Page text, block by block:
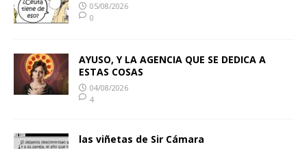
05/08/2026
0
AYUSO, Y LA AGENCIA QUE SE DEDICA A
ESTAS COSAS
04/08/2026
4
las viñetas de Sir Cámara